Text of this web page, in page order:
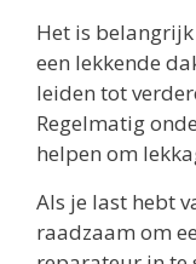
Het is
een lekkende
leiden tot
Regelmatig
helpen om
Als je last hebt
raadzaam om